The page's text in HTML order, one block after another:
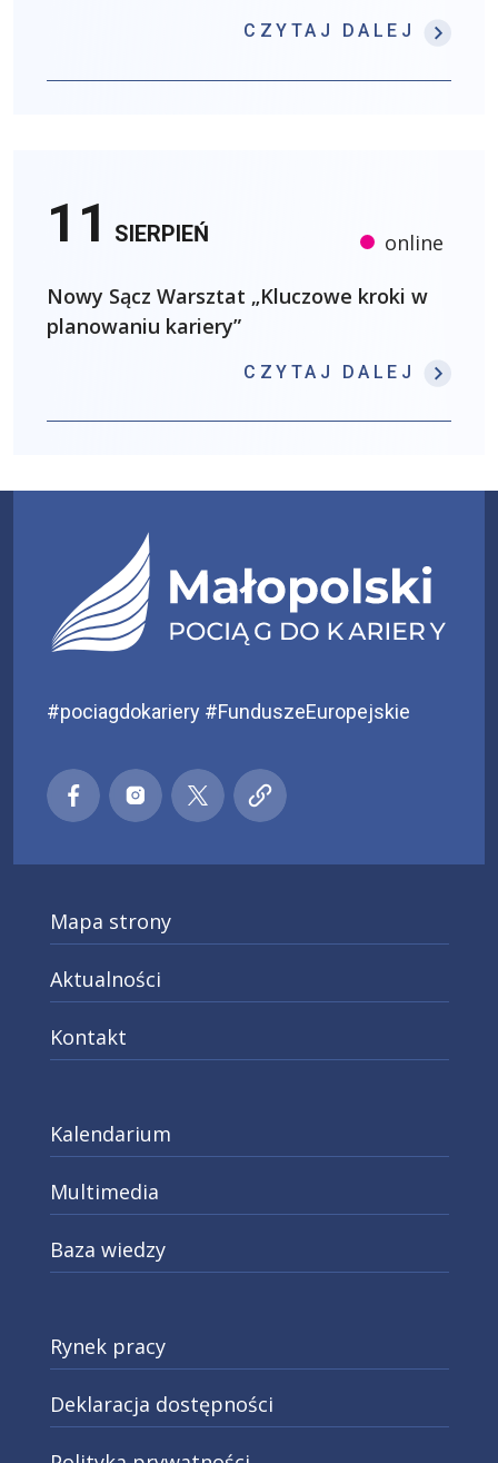
CZYTAJ DALEJ : 21.
11 SIERPIEŃ
online
Nowy Sącz Warsztat „Kluczowe kroki w
planowaniu kariery”
CZYTAJ DALEJ :
#pociagdokariery #FunduszeEuropejskie
Małopolski pociąg do kariery
Małopolski pociąg do kariery
Małopolski pociąg do kariery
Małopolski pociąg do
Mapa strony
Aktualności
Kontakt
Kalendarium
Multimedia
Baza wiedzy
Rynek pracy
Deklaracja dostępności